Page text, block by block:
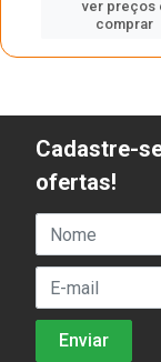
ver preços
comprar
Cadastre-
ofertas!